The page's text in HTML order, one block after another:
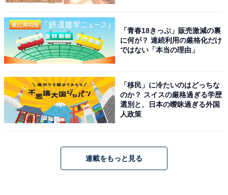
「青春18きっぷ」販売激減の裏
に何が？ 連続利用の厳格化だけ
ではない「本当の理由」
「移民」に冷たいのはどっちな
のか？ スイスの厳格過ぎる学歴
選別と、日本の曖昧過ぎる外国
人政策
連載をもっと見る